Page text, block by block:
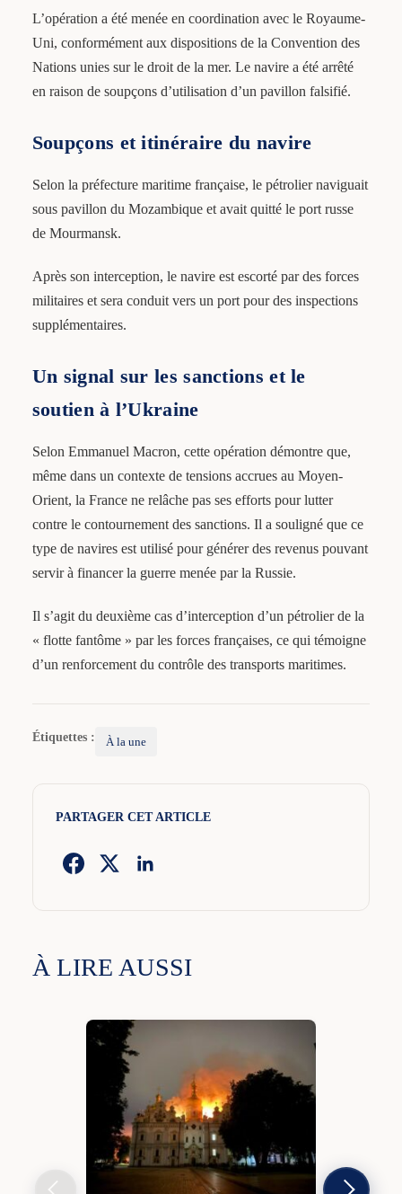
L’opération a été menée en coordination avec le Royaume-
Uni, conformément aux dispositions de la Convention des
Nations unies sur le droit de la mer. Le navire a été arrêté
en raison de soupçons d’utilisation d’un pavillon falsifié.
Soupçons et itinéraire du navire
Selon la préfecture maritime française, le pétrolier naviguait
sous pavillon du Mozambique et avait quitté le port russe
de Mourmansk.
Après son interception, le navire est escorté par des forces
militaires et sera conduit vers un port pour des inspections
supplémentaires.
Un signal sur les sanctions et le
soutien à l’Ukraine
Selon Emmanuel Macron, cette opération démontre que,
même dans un contexte de tensions accrues au Moyen-
Orient, la France ne relâche pas ses efforts pour lutter
contre le contournement des sanctions. Il a souligné que ce
type de navires est utilisé pour générer des revenus pouvant
servir à financer la guerre menée par la Russie.
Il s’agit du deuxième cas d’interception d’un pétrolier de la
« flotte fantôme » par les forces françaises, ce qui témoigne
d’un renforcement du contrôle des transports maritimes.
Étiquettes : À la une
PARTAGER CET ARTICLE
À LIRE AUSSI